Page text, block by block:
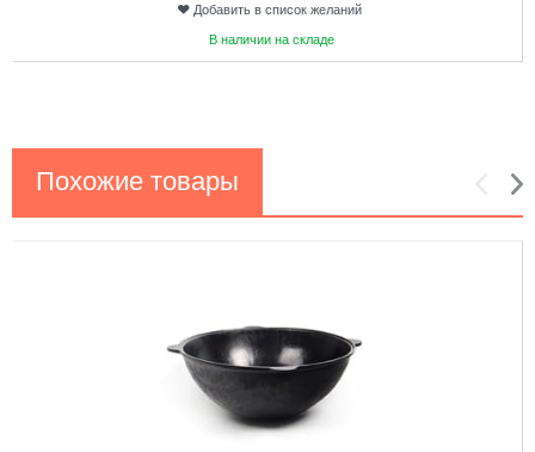
Добавить в список желаний
В наличии на складе
Похожие товары